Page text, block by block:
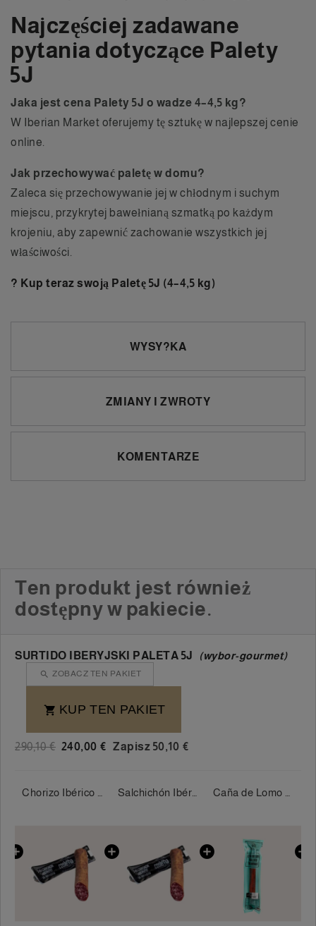
Najczęściej zadawane
pytania dotyczące Palety
5J
Jaka jest cena Palety 5J o wadze 4–4,5 kg?
W Iberian Market oferujemy tę sztukę w najlepszej cenie
online.
Jak przechowywać paletę w domu?
Zaleca się przechowywanie jej w chłodnym i suchym
miejscu, przykrytej bawełnianą szmatką po każdym
krojeniu, aby zapewnić zachowanie wszystkich jej
właściwości.
? Kup teraz swoją Paletę 5J (4–4,5 kg)
WYSY?KA
ZMIANY I ZWROTY
KOMENTARZE
Ten produkt jest również
dostępny w pakiecie.
SURTIDO IBERYJSKI PALETA 5J (wybor-gourmet)
 ZOBACZ TEN PAKIET
 KUP TEN PAKIET
290,10 € 240,00 € Zapisz 50,10 €